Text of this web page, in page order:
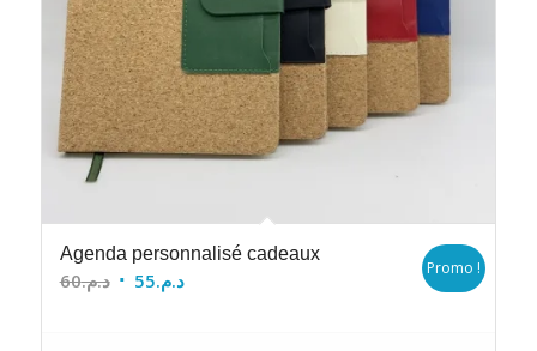
Agenda personnalisé cadeaux
د.م.60
Le
د.م.55
Le
Promo !